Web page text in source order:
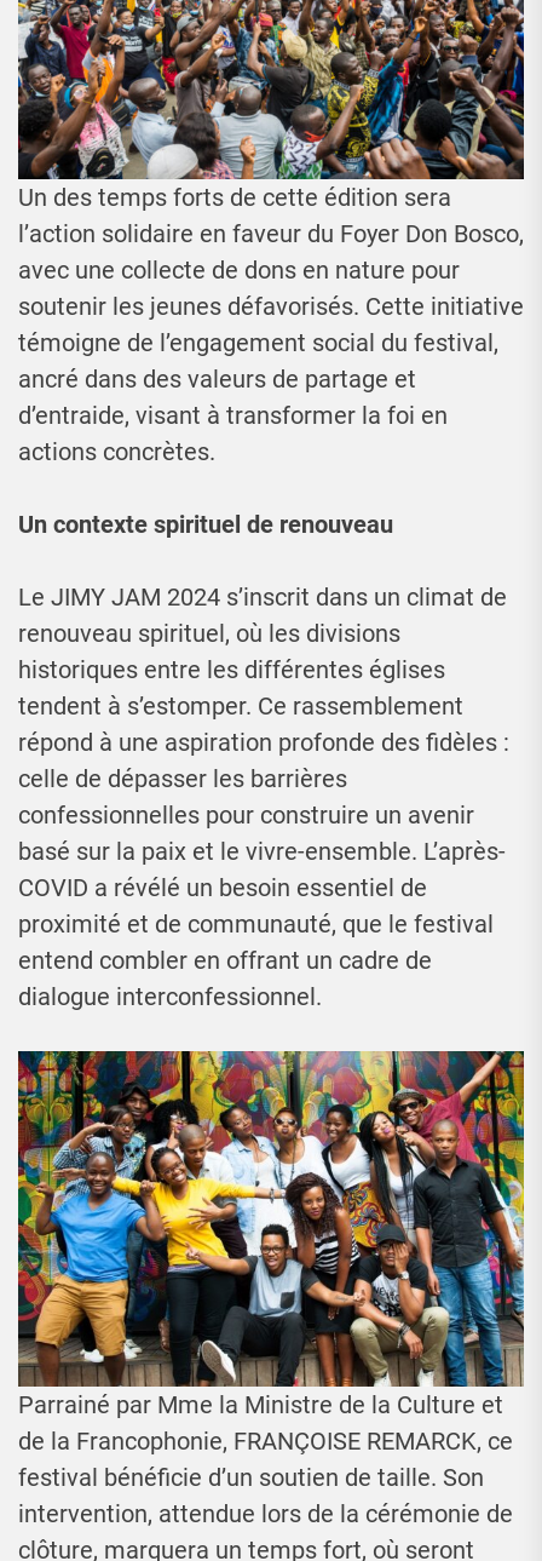
Un des temps forts de cette édition sera
l’action solidaire en faveur du Foyer Don Bosco,
avec une collecte de dons en nature pour
soutenir les jeunes défavorisés. Cette initiative
témoigne de l’engagement social du festival,
ancré dans des valeurs de partage et
d’entraide, visant à transformer la foi en
actions concrètes.
Un contexte spirituel de renouveau
Le JIMY JAM 2024 s’inscrit dans un climat de
renouveau spirituel, où les divisions
historiques entre les différentes églises
tendent à s’estomper. Ce rassemblement
répond à une aspiration profonde des fidèles :
celle de dépasser les barrières
confessionnelles pour construire un avenir
basé sur la paix et le vivre-ensemble. L’après-
COVID a révélé un besoin essentiel de
proximité et de communauté, que le festival
entend combler en offrant un cadre de
dialogue interconfessionnel.
Parrainé par Mme la Ministre de la Culture et
de la Francophonie, FRANÇOISE REMARCK, ce
festival bénéficie d’un soutien de taille. Son
intervention, attendue lors de la cérémonie de
clôture, marquera un temps fort, où seront